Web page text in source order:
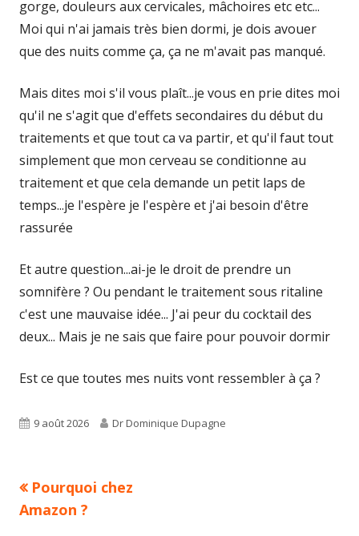
gorge, douleurs aux cervicales, mâchoires etc etc...
Moi qui n'ai jamais très bien dormi, je dois avouer
que des nuits comme ça, ça ne m'avait pas manqué.
Mais dites moi s'il vous plaît...je vous en prie dites moi
qu'il ne s'agit que d'effets secondaires du début du
traitements et que tout ca va partir, et qu'il faut tout
simplement que mon cerveau se conditionne au
traitement et que cela demande un petit laps de
temps...je l'espère je l'espère et j'ai besoin d'être
rassurée
Et autre question...ai-je le droit de prendre un
somnifère ? Ou pendant le traitement sous ritaline
c'est une mauvaise idée... J'ai peur du cocktail des
deux... Mais je ne sais que faire pour pouvoir dormir
Est ce que toutes mes nuits vont ressembler à ça ?
Published
9 août 2026 Author
Dr Dominique Dupagne
Navigation
Previous
article:
Pourquoi chez
Amazon ?